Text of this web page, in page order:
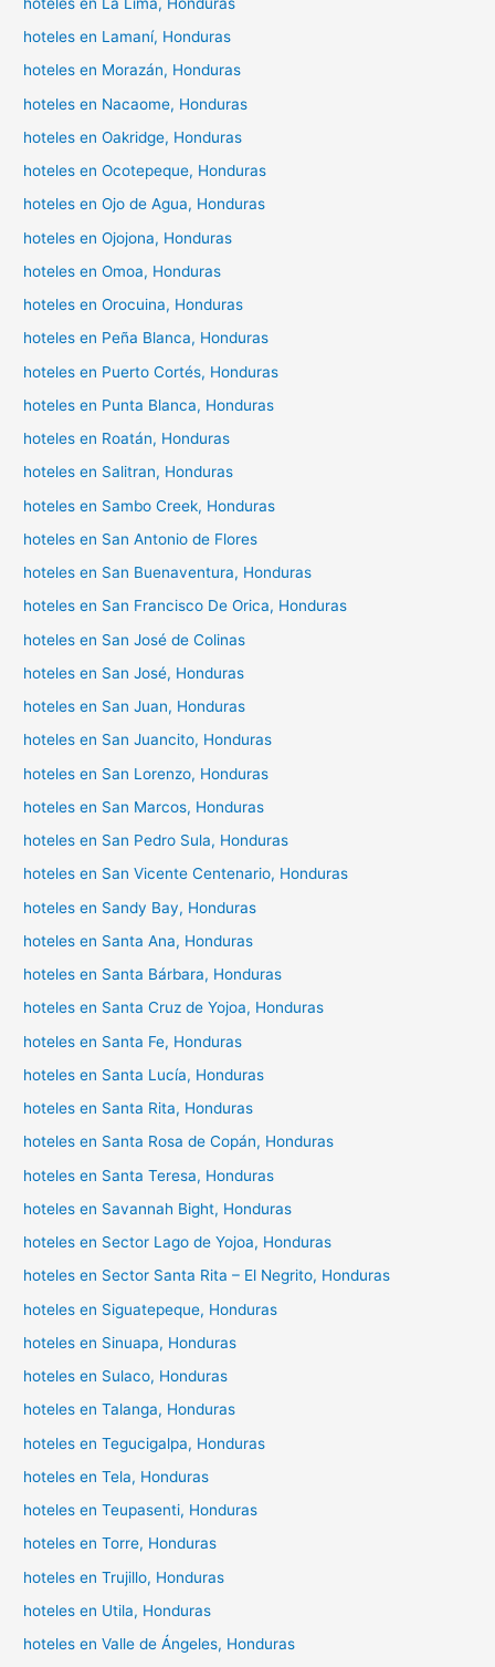
hoteles en Lamaní, Honduras
hoteles en Morazán, Honduras
hoteles en Nacaome, Honduras
hoteles en Oakridge, Honduras
hoteles en Ocotepeque, Honduras
hoteles en Ojo de Agua, Honduras
hoteles en Ojojona, Honduras
hoteles en Omoa, Honduras
hoteles en Orocuina, Honduras
hoteles en Peña Blanca, Honduras
hoteles en Puerto Cortés, Honduras
hoteles en Punta Blanca, Honduras
hoteles en Roatán, Honduras
hoteles en Salitran, Honduras
hoteles en Sambo Creek, Honduras
hoteles en San Antonio de Flores
hoteles en San Buenaventura, Honduras
hoteles en San Francisco De Orica, Honduras
hoteles en San José de Colinas
hoteles en San José, Honduras
hoteles en San Juan, Honduras
hoteles en San Juancito, Honduras
hoteles en San Lorenzo, Honduras
hoteles en San Marcos, Honduras
hoteles en San Pedro Sula, Honduras
hoteles en San Vicente Centenario, Honduras
hoteles en Sandy Bay, Honduras
hoteles en Santa Ana, Honduras
hoteles en Santa Bárbara, Honduras
hoteles en Santa Cruz de Yojoa, Honduras
hoteles en Santa Fe, Honduras
hoteles en Santa Lucía, Honduras
hoteles en Santa Rita, Honduras
hoteles en Santa Rosa de Copán, Honduras
hoteles en Santa Teresa, Honduras
hoteles en Savannah Bight, Honduras
hoteles en Sector Lago de Yojoa, Honduras
hoteles en Sector Santa Rita – El Negrito, Honduras
hoteles en Siguatepeque, Honduras
hoteles en Sinuapa, Honduras
hoteles en Sulaco, Honduras
hoteles en Talanga, Honduras
hoteles en Tegucigalpa, Honduras
hoteles en Tela, Honduras
hoteles en Teupasenti, Honduras
hoteles en Torre, Honduras
hoteles en Trujillo, Honduras
hoteles en Utila, Honduras
hoteles en Valle de Ángeles, Honduras